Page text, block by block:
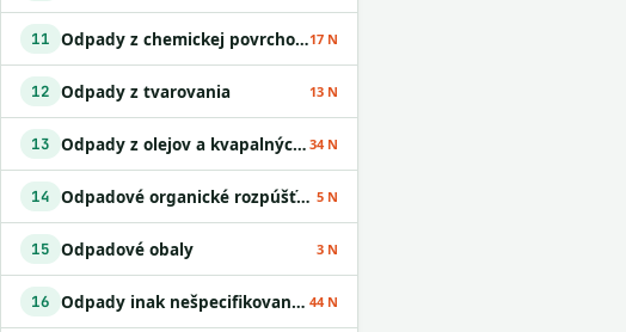
11 Odpady z chemickej povrchovej úpravy kovov a nanášania kovov a iných materiálov; odpady z hydrometalurgie neželezných kovov17 N
12 Odpady z tvarovania 13 N
13 Odpady z olejov a kvapalných palív okrem jedlých olejov a odpadov uvedených v skupinách 05 a 12 34 N
14 Odpadové organické rozpúšťadlá 5 N
15 Odpadové obaly 3 N
16 Odpady inak nešpecifikované v tomto katalógu 44 N